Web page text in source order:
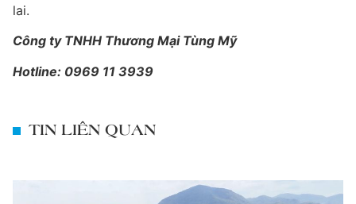
lai.
Công ty TNHH Thương Mại Tùng Mỹ
Hotline: 0969 11 3939
TIN LIÊN QUAN